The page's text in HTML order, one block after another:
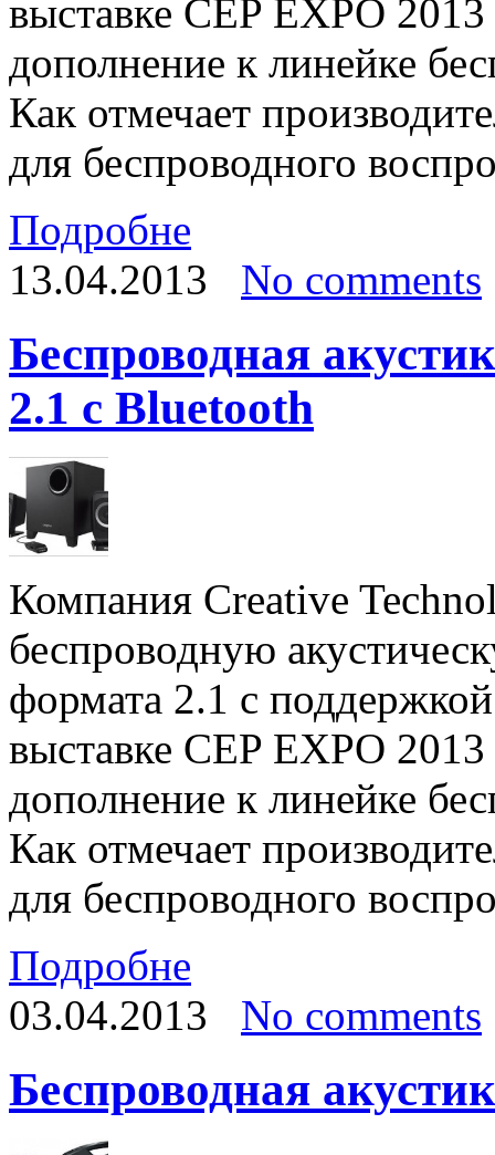
выставке CEP EXPO
дополнение к линейке
Как отмечает
для беспроводного
Подробне
13.04.2013
No comments
Беспроводная
2.1 с Bluetooth
Компания Creative
беспроводную
формата 2.1 с
выставке CEP EXPO
дополнение к линейке
Как отмечает
для беспроводного
Подробне
03.04.2013
No comments
Беспроводная